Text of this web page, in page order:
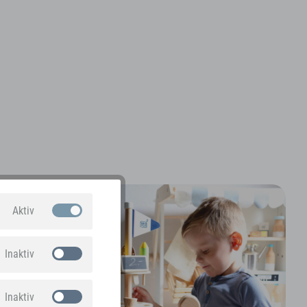
Aktiv
Inaktiv
Inaktiv